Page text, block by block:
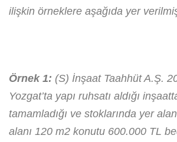
ilişkin örneklere aşağıda yer
Örnek 1: (S) İnşaat Taahhüt A.Ş.
Yozgat’ta yapı ruhsatı aldığı
tamamladığı ve stoklarında yer
alanı 120 m2 konutu 600.000 TL